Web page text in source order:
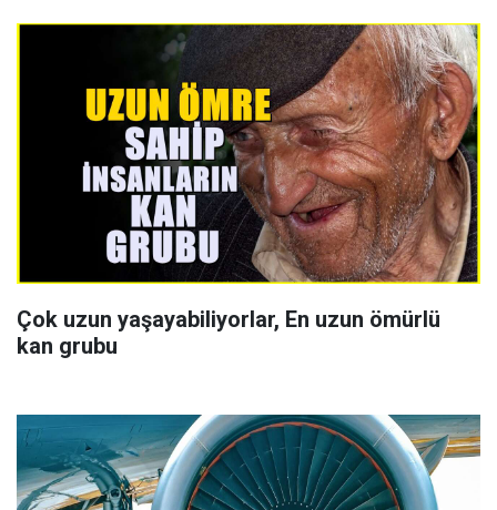
Çok uzun yaşayabiliyorlar, En uzun ömürlü
kan grubu